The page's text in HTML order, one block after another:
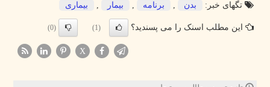
تگهای خبر:
بدن , برنامه , بیمار , بیماری
این مطلب اسنک را می پسندید؟ (1)
(0)
X